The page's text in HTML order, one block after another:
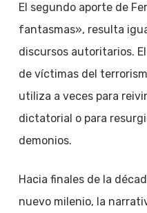
El segundo aporte de
fantasmas», resulta
discursos autoritarios.
de víctimas del
utiliza a veces para
dictatorial o para
demonios.
Hacia finales de la
nuevo milenio, la